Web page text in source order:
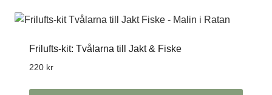
Frilufts-kit: Tvålarna till Jakt & Fiske
220 kr